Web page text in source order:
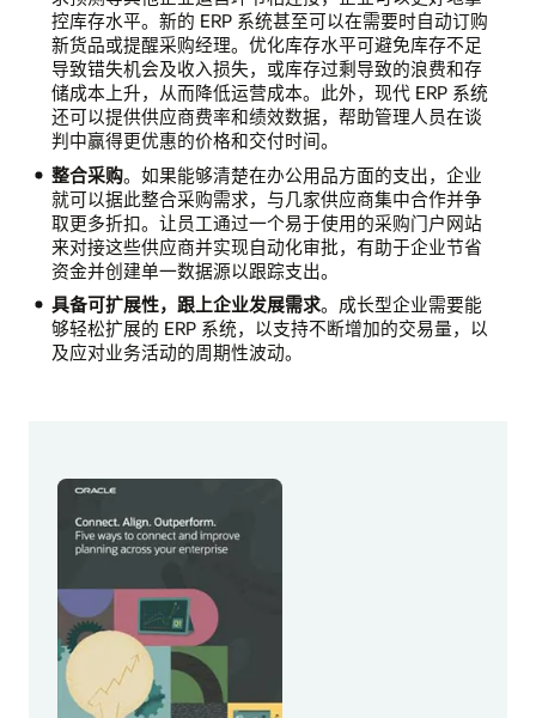
控库存水平。新的 ERP 系统甚至可以在需要时自动订购
新货品或提醒采购经理。优化库存水平可避免库存不足
导致错失机会及收入损失，或库存过剩导致的浪费和存
储成本上升，从而降低运营成本。此外，现代 ERP 系统
还可以提供供应商费率和绩效数据，帮助管理人员在谈
判中赢得更优惠的价格和交付时间。
整合采购。如果能够清楚在办公用品方面的支出，企业
就可以据此整合采购需求，与几家供应商集中合作并争
取更多折扣。让员工通过一个易于使用的采购门户网站
来对接这些供应商并实现自动化审批，有助于企业节省
资金并创建单一数据源以跟踪支出。
具备可扩展性，跟上企业发展需求。成长型企业需要能
够轻松扩展的 ERP 系统，以支持不断增加的交易量，以
及应对业务活动的周期性波动。